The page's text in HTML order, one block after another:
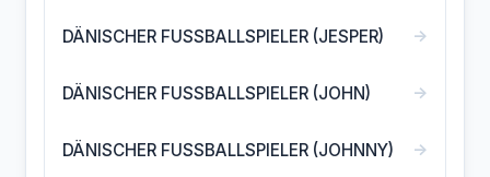
DÄNISCHER FUSSBALLSPIELER (JESPER) →
DÄNISCHER FUSSBALLSPIELER (JOHN) →
DÄNISCHER FUSSBALLSPIELER (JOHNNY) →